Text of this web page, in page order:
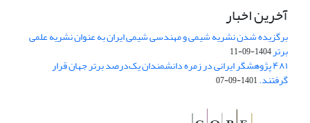
آخرین اخبار
برگزیده شدن نشریه شیمی و مهندسی شیمی ایران به عنوان نشریه علمی
برتر1404-09-11
۴۸۱ پژوهشگر ایرانی در زمره دانشمندان یک‌درصد برتر جهان قرار
گرفتند.1401-09-07